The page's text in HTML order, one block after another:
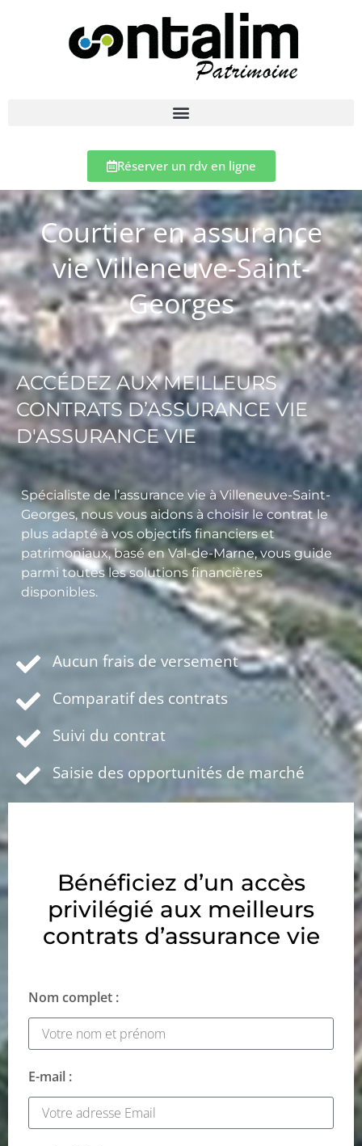
Réserver un rdv en ligne
Courtier en assurance
vie Villeneuve-Saint-
Georges
ACCÉDEZ AUX MEILLEURS
CONTRATS D’ASSURANCE VIE
D'ASSURANCE VIE
Spécialiste de l’assurance vie à Villeneuve-Saint-
Georges, nous vous aidons à choisir le contrat le
plus adapté à vos objectifs financiers et
patrimoniaux, basé en Val-de-Marne, vous guide
parmi toutes les solutions financières
disponibles.
Aucun frais de versement
Comparatif des contrats
Suivi du contrat
Saisie des opportunités de marché
Bénéficiez d’un accès
privilégié aux meilleurs
contrats d’assurance vie
Nom complet :
E-mail :